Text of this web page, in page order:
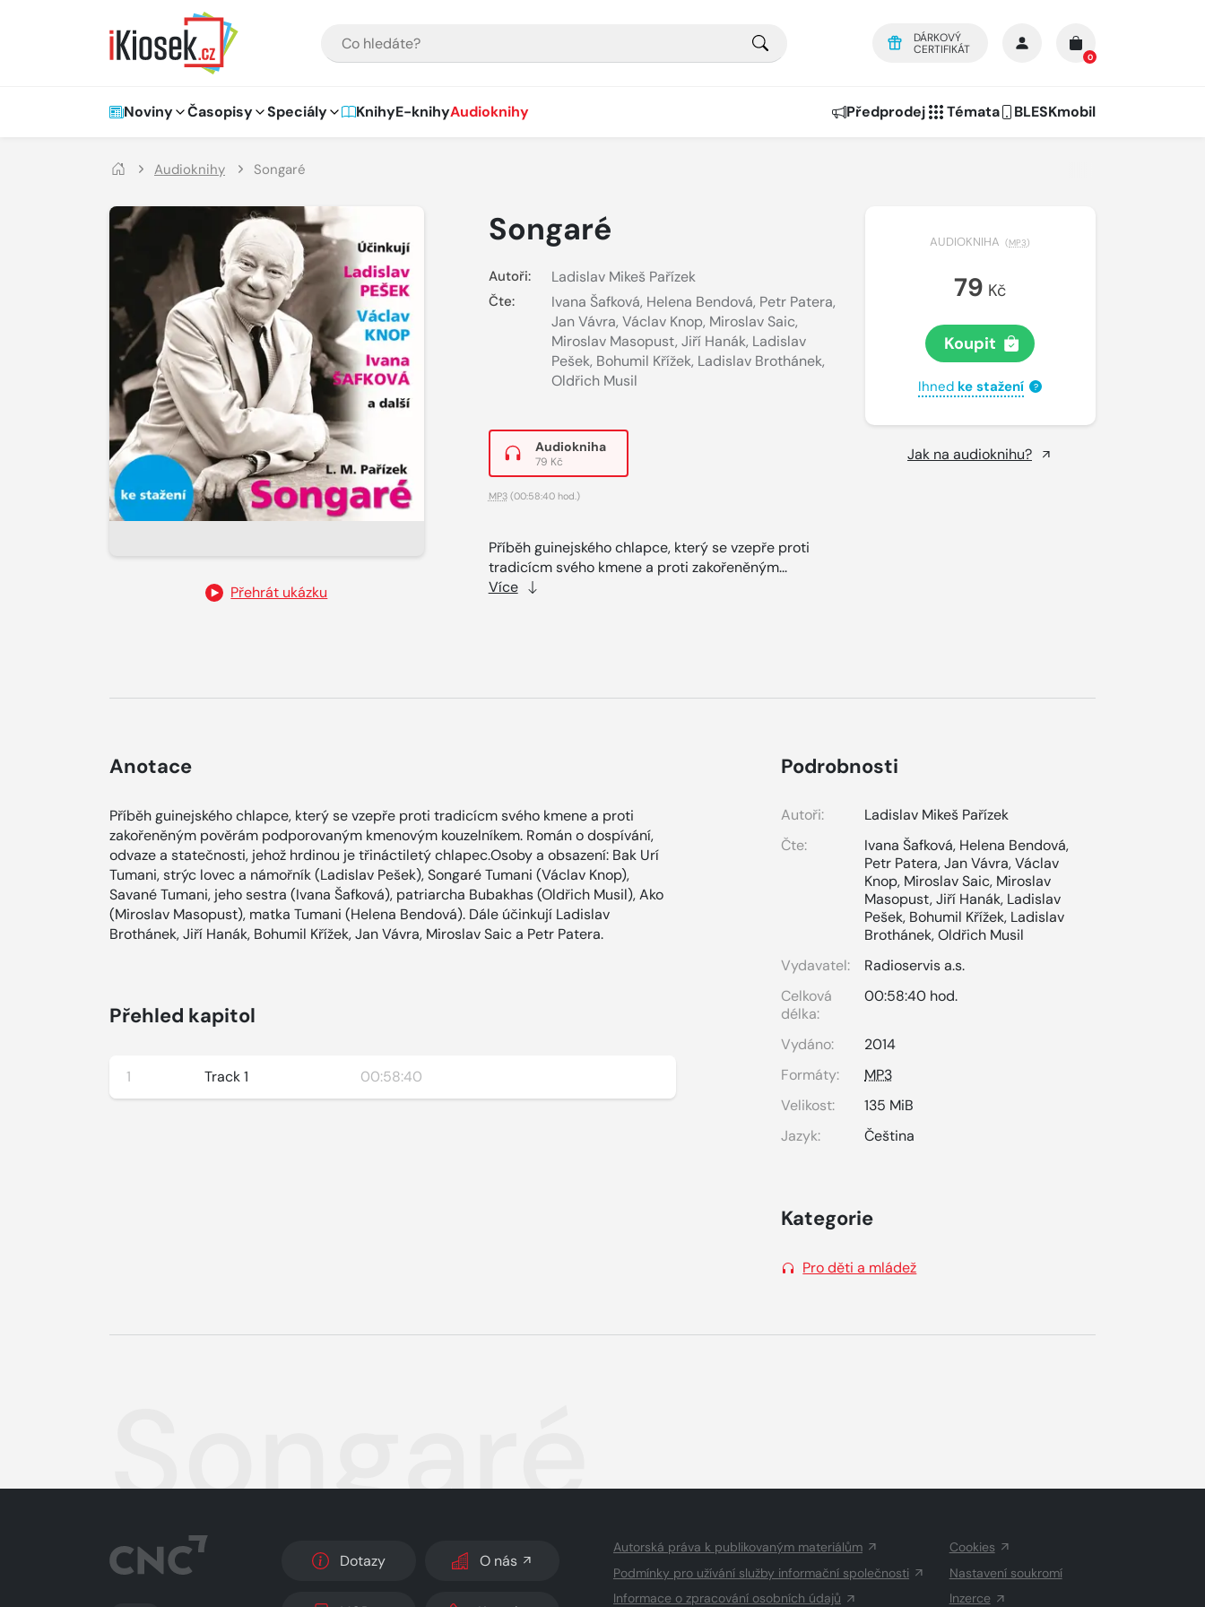
DÁRKOVÝ
CERTIFIKÁT
0
Hlavní navigace
Noviny Časopisy Speciály KnihyE-knihyAudioknihy Předprodej Témata BLESKmobil
Audioknihy Songaré
Přehrát ukázku
Songaré
Autoři: Ladislav Mikeš Pařízek
Čte: Ivana Šafková, Helena Bendová, Petr Patera,
Jan Vávra, Václav Knop, Miroslav Saic,
Miroslav Masopust, Jiří Hanák, Ladislav
Pešek, Bohumil Křížek, Ladislav Brothánek,
Oldřich Musil
Audiokniha
79 Kč
MP3(00:58:40 hod.)
Příběh guinejského chlapce, který se vzepře proti
tradicícm svého kmene a proti zakořeněným...
Více
AUDIOKNIHA (MP3)
79 Kč
Koupit
Ihned ke stažení ?
Jak na audioknihu?
Anotace
Příběh guinejského chlapce, který se vzepře proti tradicícm svého kmene a proti
zakořeněným pověrám podporovaným kmenovým kouzelníkem. Román o dospívání,
odvaze a statečnosti, jehož hrdinou je třináctiletý chlapec.Osoby a obsazení: Bak Urí
Tumani, strýc lovec a námořník (Ladislav Pešek), Songaré Tumani (Václav Knop),
Savané Tumani, jeho sestra (Ivana Šafková), patriarcha Bubakhas (Oldřich Musil), Ako
(Miroslav Masopust), matka Tumani (Helena Bendová). Dále účinkují Ladislav
Brothánek, Jiří Hanák, Bohumil Křížek, Jan Vávra, Miroslav Saic a Petr Patera.
Přehled kapitol
1 Track 1 00:58:40
Podrobnosti
Autoři:
Ladislav Mikeš Pařízek
Čte:
Ivana Šafková, Helena Bendová,
Petr Patera,Jan Vávra,Václav
Knop, Miroslav Saic, Miroslav
Masopust,Jiří Hanák, Ladislav
Pešek, Bohumil Křížek, Ladislav
Brothánek,Oldřich Musil
Vydavatel:
Radioservis a.s.
Celková
délka:
00:58:40 hod.
Vydáno:
2014
Formáty:
MP3
Velikost:
135 MiB
Jazyk:
Čeština
Kategorie
Pro děti a mládež
Songaré
Dotazy O nás
Autorská práva k publikovaným materiálům
Podmínky pro užívání služby informační společnosti
Informace o zpracování osobních údajů
Cookies
Nastavení soukromí
Inzerce